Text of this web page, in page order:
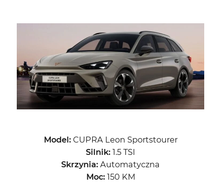
Model:CUPRA Leon Sportstourer
Silnik: 1.5 TSI
Skrzynia: Automatyczna
Moc:150 KM